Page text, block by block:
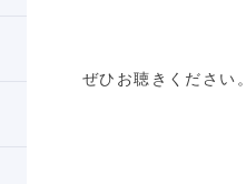
ぜひお聴きください。